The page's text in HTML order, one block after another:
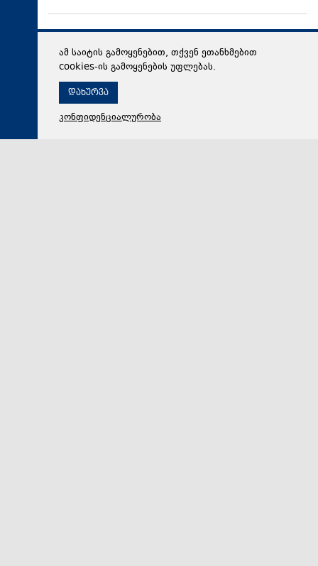
ამ საიტის გამოყენებით, თქვენ ეთანხმებით
cookies-ის გამოყენების უფლებას.
დახურვა
კონფიდენციალურობა